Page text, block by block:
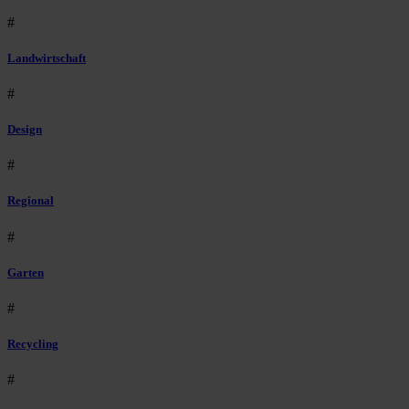
#
Landwirtschaft
#
Design
#
Regional
#
Garten
#
Recycling
#